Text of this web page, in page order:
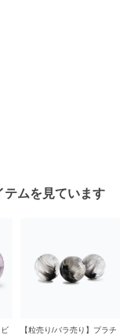
テムを見ています
【粒売り/バラ売り】プラチ